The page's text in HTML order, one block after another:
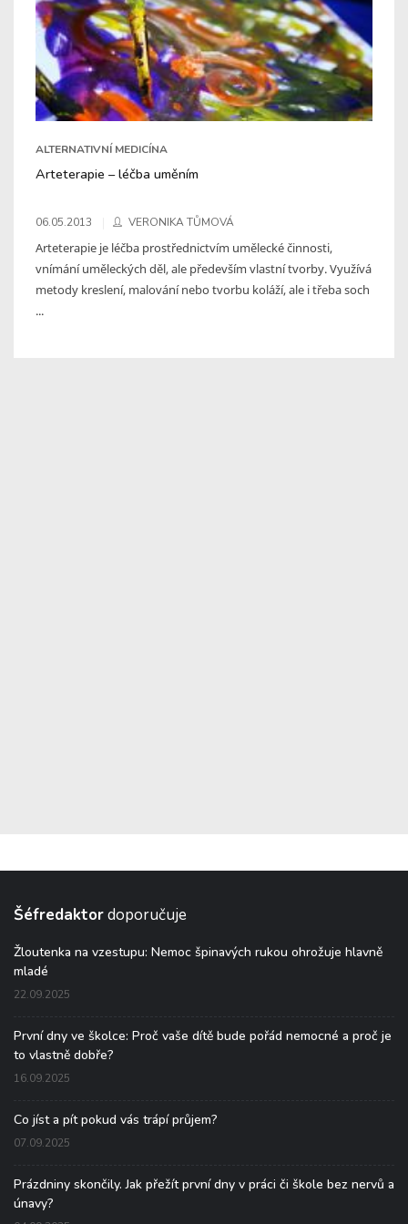
ALTERNATIVNÍ MEDICÍNA
Arteterapie – léčba uměním
06.05.2013 VERONIKA TŮMOVÁ
Arteterapie je léčba prostřednictvím umělecké činnosti,
vnímání uměleckých děl, ale především vlastní tvorby. Využívá
metody kreslení, malování nebo tvorbu koláží, ale i třeba soch
...
Šéfredaktordoporučuje
Žloutenka na vzestupu: Nemoc špinavých rukou ohrožuje hlavně
mladé
22.09.2025
První dny ve školce: Proč vaše dítě bude pořád nemocné a proč je
to vlastně dobře?
16.09.2025
Co jíst a pít pokud vás trápí průjem?
07.09.2025
Prázdniny skončily. Jak přežít první dny v práci či škole bez nervů a
únavy?